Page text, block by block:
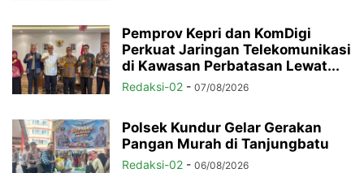
Pemprov Kepri dan KomDigi
Perkuat Jaringan Telekomunikasi
di Kawasan Perbatasan Lewat...
Redaksi-02 - 07/08/2026
Polsek Kundur Gelar Gerakan
Pangan Murah di Tanjungbatu
Redaksi-02 - 06/08/2026